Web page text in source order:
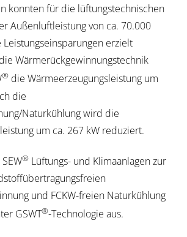
konnten für die lüftungstechnischen
Außenluftleistung von ca. 70.000
erzielt
Wärmerückgewinnungstechnik
®die Wärmeerzeugungsleistung um
die
Naturkühlung wird die
um ca. 267 kW reduziert.
®Lüftungs- und Klimaanlagen zur
und FCKW-freien Naturkühlung
GSWT®-Technologie aus.